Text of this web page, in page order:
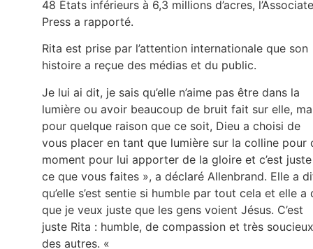
48 États inférieurs à 6,3 millions d’acres,
Press a rapporté.
Rita est prise par l’attention internationale que son
histoire a reçue des médias et du public.
Je lui ai dit, je sais qu’elle n’aime pas être dans la
lumière ou avoir beaucoup de bruit fait sur elle,
pour quelque raison que ce soit, Dieu a choisi de
vous placer en tant que lumière sur la colline pour
moment pour lui apporter de la gloire et c’est juste
ce que vous faites », a déclaré Allenbrand. Elle a
qu’elle s’est sentie si humble par tout cela et elle a
que je veux juste que les gens voient Jésus. C’est
juste Rita : humble, de compassion et très soucieux
des autres. «